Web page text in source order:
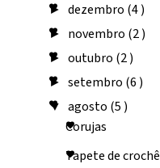
►dezembro (4 )
► novembro (2 )
►outubro (2 )
►setembro (6 )
▼agosto (5 )
Corujas
Tapete de crochê